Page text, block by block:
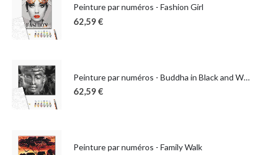
Peinture par numéros - Fashion Girl
62,59 €
Peinture par numéros - Buddha in Black and White
62,59 €
Peinture par numéros - Family Walk